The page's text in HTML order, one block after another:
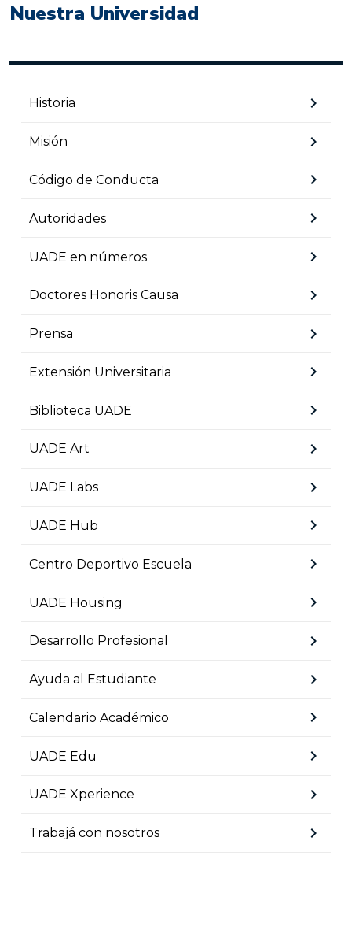
Nuestra Universidad
Historia chevron_right
Misión chevron_right
Código de Conducta chevron_right
Autoridades chevron_right
UADE en números chevron_right
Doctores Honoris Causa chevron_right
Prensa chevron_right
Extensión Universitaria chevron_right
Biblioteca UADE chevron_right
UADE Art chevron_right
UADE Labs chevron_right
UADE Hub chevron_right
Centro Deportivo Escuela chevron_right
UADE Housing chevron_right
Desarrollo Profesional chevron_right
Ayuda al Estudiante chevron_right
Calendario Académico chevron_right
UADE Edu chevron_right
UADE Xperience chevron_right
Trabajá con nosotros chevron_right